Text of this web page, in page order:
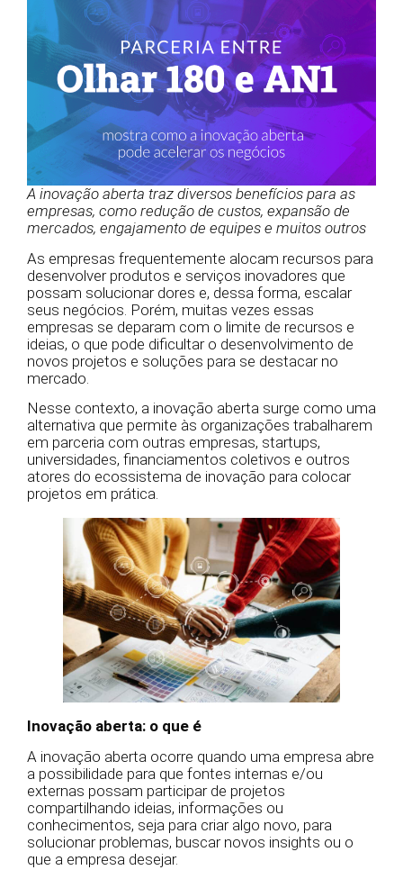
A inovação aberta traz diversos benefícios para as
empresas, como redução de custos, expansão de
mercados, engajamento de equipes e muitos outros
As empresas frequentemente alocam recursos para
desenvolver produtos e serviços inovadores que
possam solucionar dores e, dessa forma, escalar
seus negócios. Porém, muitas vezes essas
empresas se deparam com o limite de recursos e
ideias, o que pode dificultar o desenvolvimento de
novos projetos e soluções para se destacar no
mercado.
Nesse contexto, a inovação aberta surge como uma
alternativa que permite às organizações trabalharem
em parceria com outras empresas, startups,
universidades, financiamentos coletivos e outros
atores do ecossistema de inovação para colocar
projetos em prática.
Inovação aberta: o que é
A inovação aberta ocorre quando uma empresa abre
a possibilidade para que fontes internas e/ou
externas possam participar de projetos
compartilhando ideias, informações ou
conhecimentos, seja para criar algo novo, para
solucionar problemas, buscar novos insights ou o
que a empresa desejar.